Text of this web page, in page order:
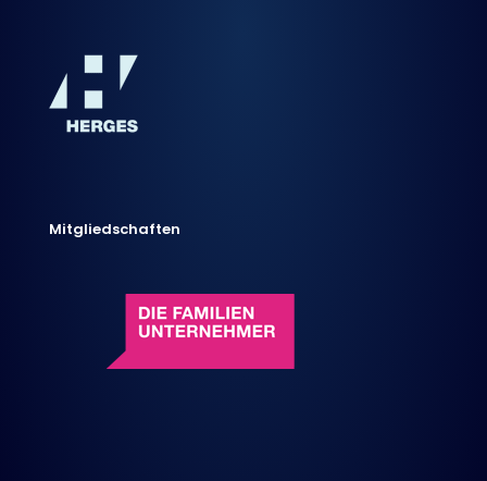
Mitgliedschaften